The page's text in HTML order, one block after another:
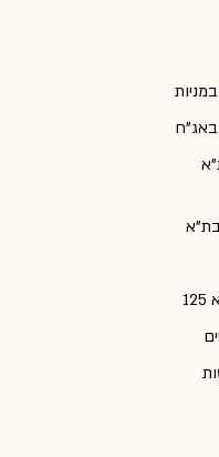
באג"ח
בת"א